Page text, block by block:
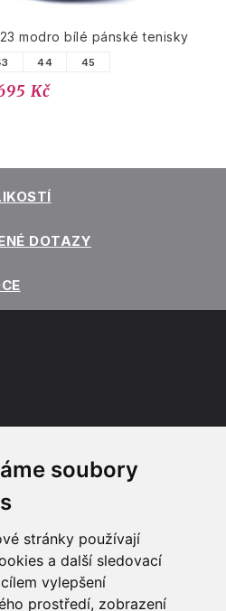
soubory
stránky používají
a další sledovací
vylepšení
prostředí, zobrazení
modro bílé pánské tenisky
44 45
Kč
DOTAZY